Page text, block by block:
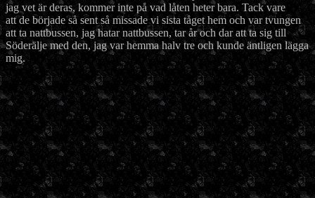
jag vet är deras, kommer inte på vad låten heter bara. Tack vare
att de började så sent så missade vi sista tåget hem och var tvungen
att ta nattbussen, jag hatar nattbussen, tar år och dar att ta sig till
Söderälje med den, jag var hemma halv tre och kunde äntligen lägga
mig.